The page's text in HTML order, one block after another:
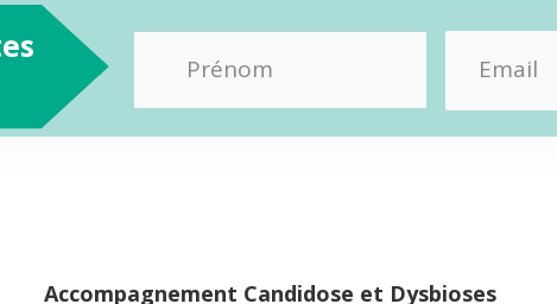
Accompagnement Candidose et Dysbioses